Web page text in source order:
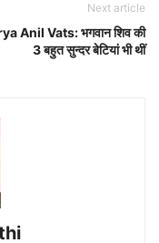
Next article
Anil Vats: भगवान शिव की
3 बहुत सुन्दर बेटियां भी थीं